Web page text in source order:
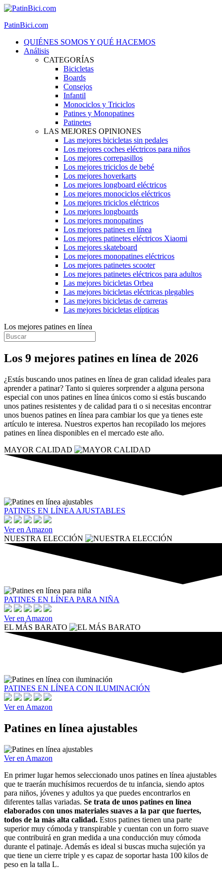
PatinBici.com
QUIÉNES SOMOS Y QUÉ HACEMOS
Análisis
CATEGORÍAS
Bicicletas
Boards
Consejos
Infantil
Monociclos y Triciclos
Patines y Monopatines
Patinetes
LAS MEJORES OPINIONES
Las mejores bicicletas sin pedales
Los mejores coches eléctricos para niños
Los mejores correpasillos
Los mejores triciclos de bebé
Los mejores hoverkarts
Los mejores longboard eléctricos
Los mejores monociclos eléctricos
Los mejores triciclos eléctricos
Los mejores longboards
Los mejores monopatines
Los mejores patines en línea
Los mejores patinetes eléctricos Xiaomi
Los mejores skateboard
Los mejores monopatines eléctricos
Los mejores patinetes scooter
Los mejores patinetes eléctricos para adultos
Las mejores bicicletas Orbea
Las mejores bicicletas eléctricas plegables
Las mejores bicicletas de carreras
Las mejores bicicletas elípticas
Los mejores patines en línea
Los 9 mejores patines en línea de 2026
¿Estás buscando unos patines en línea de gran calidad ideales para
aprender a patinar? Tanto si quieres sorprender a alguna persona
especial con unos patines en línea únicos como si estás buscando
unos patines resistentes y de calidad para ti o si necesitas encontrar
unos buenos patines en línea para cambiar los que ya tienes este
artículo te interesa. Nuestros expertos han recopilado los mejores
patines en línea disponibles en el mercado este año.
MAYOR CALIDAD
PATINES EN LÍNEA AJUSTABLES
Ver en Amazon
NUESTRA ELECCIÓN
PATINES EN LÍNEA PARA NIÑA
Ver en Amazon
EL MÁS BARATO
PATINES EN LÍNEA CON ILUMINACIÓN
Ver en Amazon
Patines en línea ajustables
Ver en Amazon
En primer lugar hemos seleccionado unos patines en línea ajustables
que te traerán muchísimos recuerdos de tu infancia, siendo aptos
para niños, jóvenes y adultos ya que puedes encontrarlos en
diferentes tallas variadas. Se trata de unos patines en línea
elaborados con unos materiales suaves a la par que fuertes,
todos de la más alta calidad. Estos patines tienen una parte
superior muy cómoda y transpirable y cuentan con un forro suave
que contribuirá en gran medida a una conducción muy cómoda
durante el patinaje. Además es ideal si buscas mucha sujeción ya
que tiene un cierre triple y es capaz de soportar hasta 100 kilos de
peso en la talla L.